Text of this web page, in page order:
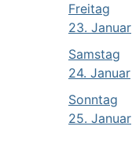
Freitag
23. Januar
Samstag
24. Januar
Sonntag
25. Januar